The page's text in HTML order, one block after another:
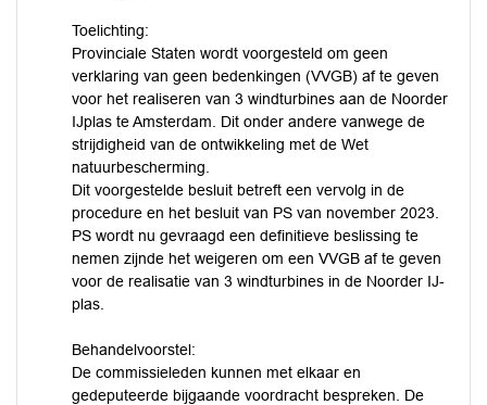
Toelichting:
Provinciale Staten wordt voorgesteld om geen
verklaring van geen bedenkingen (VVGB) af te geven
voor het realiseren van 3 windturbines aan de Noorder
IJplas te Amsterdam. Dit onder andere vanwege de
strijdigheid van de ontwikkeling met de Wet
natuurbescherming.
Dit voorgestelde besluit betreft een vervolg in de
procedure en het besluit van PS van november 2023.
PS wordt nu gevraagd een definitieve beslissing te
nemen zijnde het weigeren om een VVGB af te geven
voor de realisatie van 3 windturbines in de Noorder IJ-
plas.
Behandelvoorstel:
De commissieleden kunnen met elkaar en
gedeputeerde bijgaande voordracht bespreken. De